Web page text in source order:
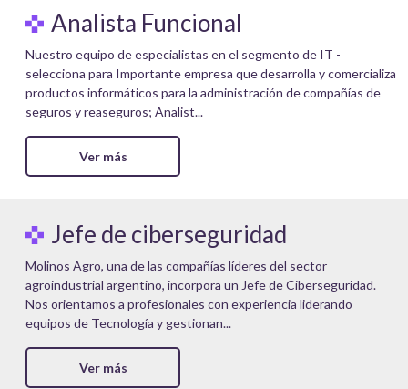
Analista Funcional
Nuestro equipo de especialistas en el segmento de IT -
selecciona para Importante empresa que desarrolla y comercializa
productos informáticos para la administración de compañías de
seguros y reaseguros; Analist...
Ver más
Jefe de ciberseguridad
Molinos Agro, una de las compañías líderes del sector
agroindustrial argentino, incorpora un Jefe de Ciberseguridad.
Nos orientamos a profesionales con experiencia liderando
equipos de Tecnología y gestionan...
Ver más